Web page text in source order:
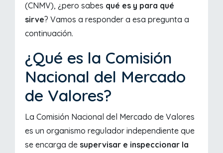
(CNMV), ¿pero sabes qué es y para qué
sirve? Vamos a responder a esa pregunta a
continuación.
¿Qué es la Comisión
Nacional del Mercado
de Valores?
La Comisión Nacional del Mercado de Valores
es un organismo regulador independiente que
se encarga de supervisar e inspeccionar la